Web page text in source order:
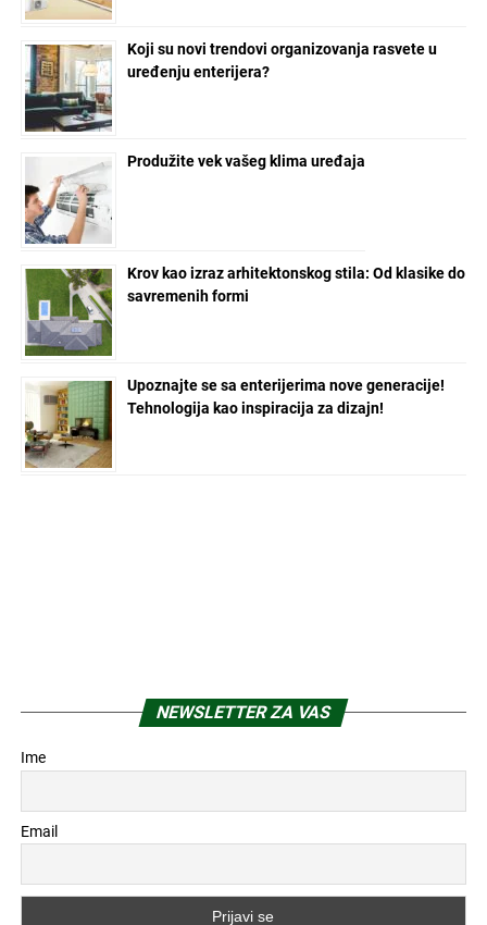
Koji su novi trendovi organizovanja rasvete u
uređenju enterijera?
Produžite vek vašeg klima uređaja
Krov kao izraz arhitektonskog stila: Od klasike do
savremenih formi
Upoznajte se sa enterijerima nove generacije!
Tehnologija kao inspiracija za dizajn!
NEWSLETTER ZA VAS
Ime
Email